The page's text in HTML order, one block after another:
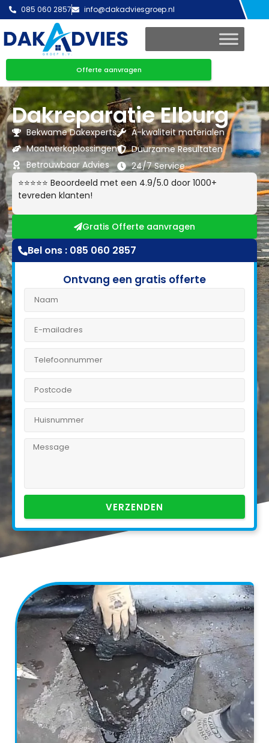
085 060 2857 info@dakadviesgroep.nl
Offerte aanvragen
Dakreparatie Elburg
Bekwame Dakexperts
Maatwerkoplossingen
Betrouwbaar Advies
A-kwaliteit materialen
Duurzame Resultaten
24/7 Service
⭐⭐⭐⭐⭐ Beoordeeld met een 4.9/5.0 door 1000+
tevreden klanten!
Gratis Offerte aanvragen
Bel ons : 085 060 2857
Ontvang een gratis offerte
VERZENDEN